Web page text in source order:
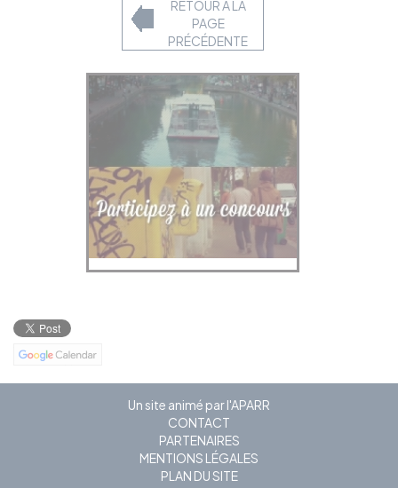
RETOUR À LA
PAGE
PRÉCÉDENTE
Un site animé par l'APARR
CONTACT
PARTENAIRES
MENTIONS LÉGALES
PLAN DU SITE